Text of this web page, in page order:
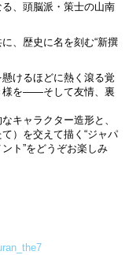
、頭脳派・策士の山南
、歴史に名を刻む“新撰
けるほどに熱く滾る覚
様を――そして友情、裏
キャラクター造形と、
）を交えて描く“ジャパ
ト”をどうぞお楽しみ